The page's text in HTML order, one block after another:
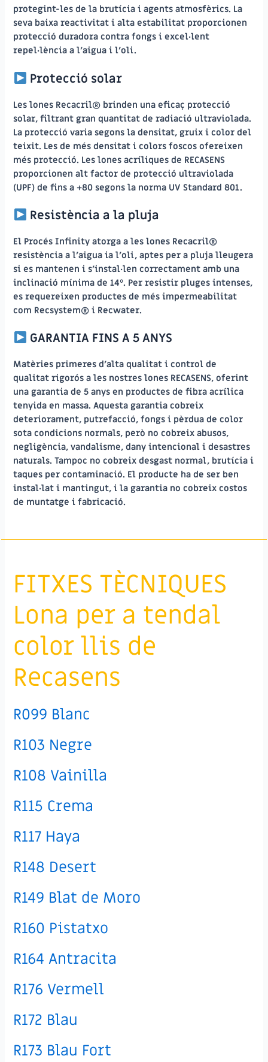
protegint-les de la brutícia i agents atmosfèrics. La
seva baixa reactivitat i alta estabilitat proporcionen
protecció duradora contra fongs i excel·lent
repel·lència a l’aigua i l’oli.
Protecció solar
Les lones Recacril® brinden una eficaç protecció
solar, filtrant gran quantitat de radiació ultraviolada.
La protecció varia segons la densitat, gruix i color del
teixit. Les de més densitat i colors foscos ofereixen
més protecció. Les lones acríliques de RECASENS
proporcionen alt factor de protecció ultraviolada
(UPF) de fins a +80 segons la norma UV Standard 801.
Resistència a la pluja
El Procés Infinity atorga a les lones Recacril®
resistència a l’aigua ia l’oli, aptes per a pluja lleugera
si es mantenen i s’instal·len correctament amb una
inclinació mínima de 14º. Per resistir pluges intenses,
es requereixen productes de més impermeabilitat
com Recsystem® i Recwater.
GARANTIA FINS A 5 ANYS
Matèries primeres d’alta qualitat i control de
qualitat rigorós a les nostres lones RECASENS, oferint
una garantia de 5 anys en productes de fibra acrílica
tenyida en massa. Aquesta garantia cobreix
deteriorament, putrefacció, fongs i pèrdua de color
sota condicions normals, però no cobreix abusos,
negligència, vandalisme, dany intencional i desastres
naturals. Tampoc no cobreix desgast normal, brutícia i
taques per contaminació. El producte ha de ser ben
instal·lat i mantingut, i la garantia no cobreix costos
de muntatge i fabricació.
FITXES TÈCNIQUES
Lona per a tendal
color llis de
Recasens
R099 Blanc
R103 Negre
R108 Vainilla
R115 Crema
R117 Haya
R148 Desert
R149 Blat de Moro
R160 Pistatxo
R164 Antracita
R176 Vermell
R172 Blau
R173 Blau Fort